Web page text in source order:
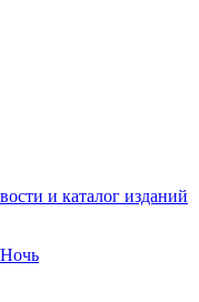
и каталог изданий